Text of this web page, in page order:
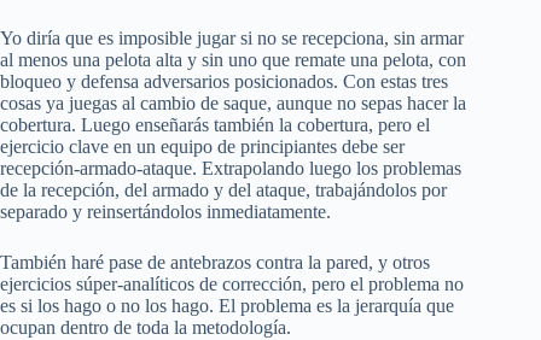
Yo diría que es imposible jugar si no se recepciona, sin armar
al menos una pelota alta y sin uno que remate una pelota, con
bloqueo y defensa adversarios posicionados. Con estas tres
cosas ya juegas al cambio de saque, aunque no sepas hacer la
cobertura. Luego enseñarás también la cobertura, pero el
ejercicio clave en un equipo de principiantes debe ser
recepción-armado-ataque. Extrapolando luego los problemas
de la recepción, del armado y del ataque, trabajándolos por
separado y reinsertándolos inmediatamente.
También haré pase de antebrazos contra la pared, y otros
ejercicios súper-analíticos de corrección, pero el problema no
es si los hago o no los hago. El problema es la jerarquía que
ocupan dentro de toda la metodología.